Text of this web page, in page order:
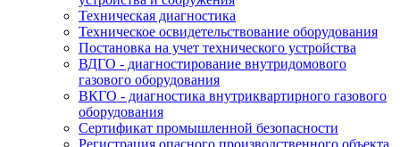
Техническая диагностика
Техническое освидетельствование оборудования
Постановка на учет технического устройства
ВДГО - диагностирование внутридомового
газового оборудования
ВКГО - диагностика внутриквартирного газового
оборудования
Сертификат промышленной безопасности
Регистрация опасного производственного объекта